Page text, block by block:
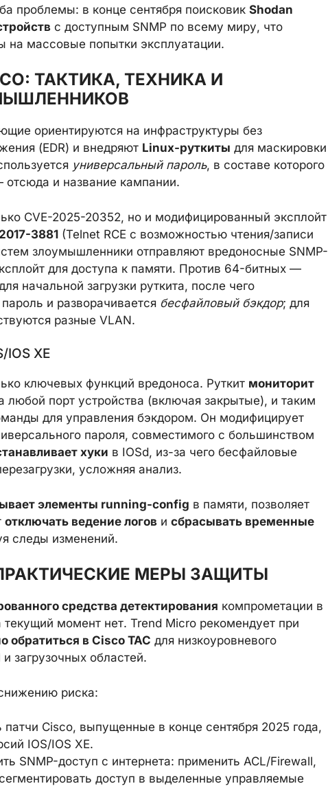
проблемы: в конце сентября поисковик Shodan
с доступным SNMP по всему миру, что
массовые попытки эксплуатации.
ТАКТИКА, ТЕХНИКА И
ориентируются на инфраструктуры без
(EDR) и внедряют Linux-руткиты для маскировки
универсальный пароль, в составе которого
отсюда и название кампании.
CVE-2025-20352, но и модифицированный эксплойт
3881 (Telnet RCE с возможностью чтения/записи
злоумышленники отправляют вредоносные SNMP-
для доступа к памяти. Против 64-битных —
начальной загрузки руткита, после чего
и разворачивается бесфайловый бэкдор; для
разные VLAN.
IOS XE
ключевых функций вредоноса. Руткит мониторит
любой порт устройства (включая закрытые), и таким
для управления бэкдором. Он модифицирует
пароля, совместимого с большинством
хуки в IOSd, из-за чего бесфайловые
усложняя анализ.
элементы running-config в памяти, позволяет
отключать ведение логов и сбрасывать временные
следы изменений.
МЕРЫ ЗАЩИТЫ
средства детектирования компрометации в
момент нет. Trend Micro рекомендует при
обратиться в Cisco TAC для низкоуровневого
загрузочных областей.
риска:
Cisco, выпущенные в конце сентября 2025 года,
IOS/IOS XE.
SNMP-доступ с интернета: применить ACL/Firewall,
доступ в выделенные управляемые